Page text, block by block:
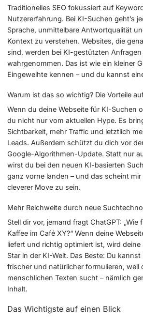
Traditionelles SEO fokussiert auf
Nutzererfahrung. Bei KI-Suchen geht’s
Sprache, unmittelbare Antwortqualität
Kontext zu verstehen. Websites, die
sind, werden bei KI-gestützten Anfragen
wahrgenommen. Das ist wie ein kleiner
Eingeweihte kennen – und du kannst
Warum ist das so wichtig? Die Vorteile
Wenn du deine Webseite für KI-Suchen
du nicht nur vom aktuellen Hype. Es
Sichtbarkeit, mehr Traffic und letztlich
Leads. Außerdem schützt du dich vor
Google-Algorithmen-Update. Statt nur
wirst du bei den neuen KI-basierten
ganz vorne landen – und das scheint
cleverer Move zu sein.
Mehr Reichweite durch neue
Stell dir vor, jemand fragt ChatGPT:
Kaffee im Café XY?“ Wenn deine
liefert und richtig optimiert ist, wird deine
Star in der KI-Welt. Das Beste: Du
frischer und natürlicher formulieren, weil
menschlichen Texten sucht – nämlich
Inhalt.
Das Wichtigste auf einen Blick